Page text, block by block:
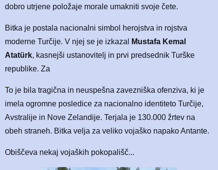
dobro utrjene položaje morale umakniti svoje čete.
Bitka je postala nacionalni simbol herojstva in rojstva
moderne Turčije. V njej se je izkazal
Mustafa Kemal
Atatürk, kasnejši ustanovitelj in prvi predsednik Turške
republike. Za
To je bila tragična in neuspešna zavezniška ofenziva, ki je
imela ogromne posledice za nacionalno identiteto Turčije,
Avstralije in Nove Zelandije. Terjala je 130.000 žrtev na
obeh straneh. Bitka velja za veliko vojaško napako Antante.
Obiščeva nekaj vojaških pokopališč...